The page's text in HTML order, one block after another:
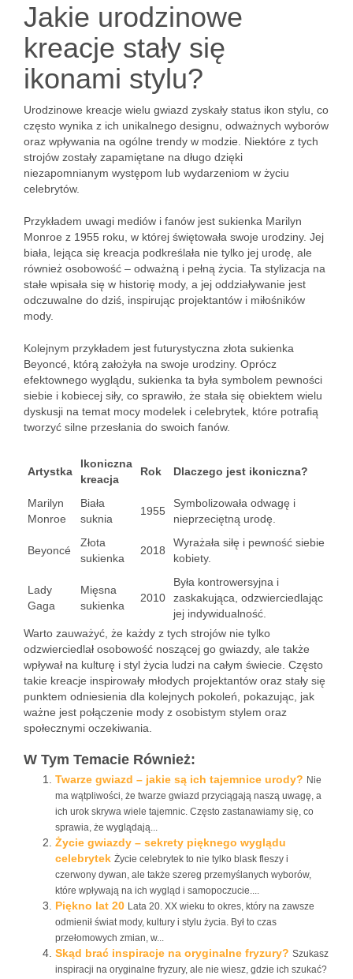
Jakie urodzinowe
kreacje stały się
ikonami stylu?
Urodzinowe kreacje wielu gwiazd zyskały status ikon stylu, co
często wynika z ich unikalnego designu, odważnych wyborów
oraz wpływania na ogólne trendy w modzie. Niektóre z tych
strojów zostały zapamiętane na długo dzięki
niezapomnianym występom lub wydarzeniom w życiu
celebrytów.
Przykładem uwagi mediów i fanów jest sukienka Marilyn
Monroe z 1955 roku, w której świętowała swoje urodziny. Jej
biała, lejąca się kreacja podkreślała nie tylko jej urodę, ale
również osobowość – odważną i pełną życia. Ta stylizacja na
stałe wpisała się w historię mody, a jej oddziaływanie jest
odczuwalne do dziś, inspirując projektantów i miłośników
mody.
Kolejnym przykładem jest futurystyczna złota sukienka
Beyoncé, którą założyła na swoje urodziny. Oprócz
efektownego wyglądu, sukienka ta była symbolem pewności
siebie i kobiecej siły, co sprawiło, że stała się obiektem wielu
dyskusji na temat mocy modelek i celebrytek, które potrafią
tworzyć silne przesłania do swoich fanów.
Artystka
Ikoniczna
kreacja
Rok Dlaczego jest ikoniczna?
Marilyn
Monroe
Biała
suknia
1955
Symbolizowała odwagę i
nieprzeciętną urodę.
Beyoncé
Złota
sukienka
2018
Wyrażała siłę i pewność siebie
kobiety.
Lady
Gaga
Mięsna
sukienka
2010
Była kontrowersyjna i
zaskakująca, odzwierciedlając
jej indywidualność.
Warto zauważyć, że każdy z tych strojów nie tylko
odzwierciedlał osobowość noszącej go gwiazdy, ale także
wpływał na kulturę i styl życia ludzi na całym świecie. Często
takie kreacje inspirowały młodych projektantów oraz stały się
punktem odniesienia dla kolejnych pokoleń, pokazując, jak
ważne jest połączenie mody z osobistym stylem oraz
społecznymi oczekiwania.
W Tym Temacie Również:
Twarze gwiazd – jakie są ich tajemnice urody? Nie
ma wątpliwości, że twarze gwiazd przyciągają naszą uwagę, a
ich urok skrywa wiele tajemnic. Często zastanawiamy się, co
sprawia, że wyglądają...
Życie gwiazdy – sekrety pięknego wyglądu
celebrytek Życie celebrytek to nie tylko blask fleszy i
czerwony dywan, ale także szereg przemyślanych wyborów,
które wpływają na ich wygląd i samopoczucie....
Piękno lat 20 Lata 20. XX wieku to okres, który na zawsze
odmienił świat mody, kultury i stylu życia. Był to czas
przełomowych zmian, w...
Skąd brać inspiracje na oryginalne fryzury? Szukasz
inspiracji na oryginalne fryzury, ale nie wiesz, gdzie ich szukać?